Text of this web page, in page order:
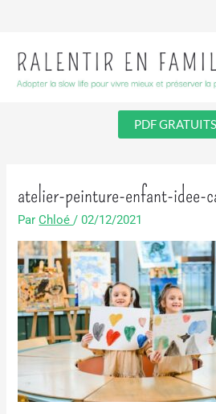
PDF GRATUITS
atelier-peinture-enfant-idee-
ParChloé/02/12/2021